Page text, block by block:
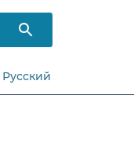
Русский